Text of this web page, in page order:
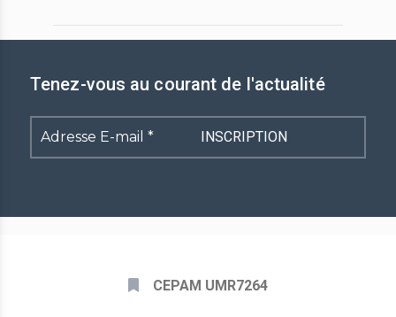
Tenez-vous au courant de l'actualité
Adresse
E-
CEPAM UMR7264